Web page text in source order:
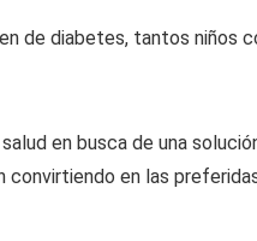
de diabetes, tantos niños
en busca de una
convirtiendo en las